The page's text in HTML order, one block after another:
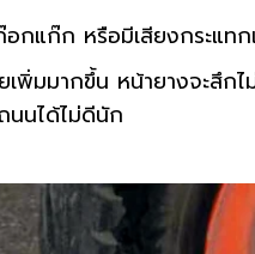
กแก๊ก หรือมีเสียงกระแท
เพิ่มมากขึ้น หน้ายางจะสึก
นนได้ไม่ดีนัก